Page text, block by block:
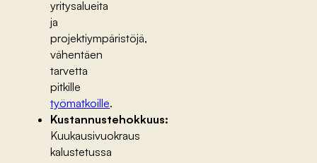
yritysalueita
ja
projektiympäristöjä,
vähentäen
tarvetta
pitkille
työmatkoille.
Kustannustehokkuus:
Kuukausivuokraus
kalustetussa